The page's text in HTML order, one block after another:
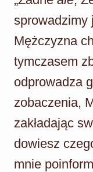
sprowadzimy
Mężczyzna
tymczasem
odprowadza
zobaczenia,
zakładając
dowiesz
mnie